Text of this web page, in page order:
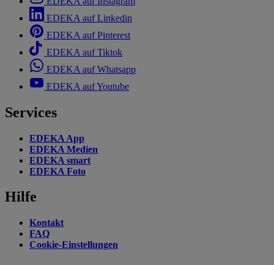
EDEKA auf Linkedin
EDEKA auf Pinterest
EDEKA auf Tiktok
EDEKA auf Whatsapp
EDEKA auf Youtube
Services
EDEKA App
EDEKA Medien
EDEKA smart
EDEKA Foto
Hilfe
Kontakt
FAQ
Cookie-Einstellungen